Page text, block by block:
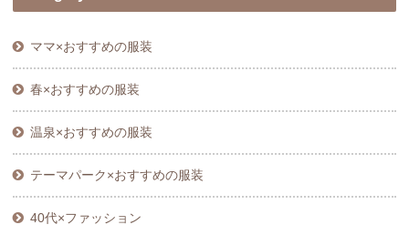
ママ×おすすめの服装
春×おすすめの服装
温泉×おすすめの服装
テーマパーク×おすすめの服装
40代×ファッション